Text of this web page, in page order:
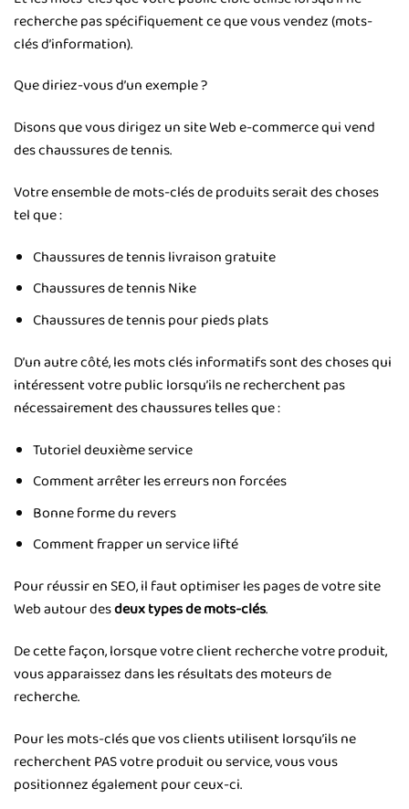
recherche pas spécifiquement ce que vous vendez (mots-
clés d’information).
Que diriez-vous d’un exemple ?
Disons que vous dirigez un site Web e-commerce qui vend
des chaussures de tennis.
Votre ensemble de mots-clés de produits serait des choses
tel que :
Chaussures de tennis livraison gratuite
Chaussures de tennis Nike
Chaussures de tennis pour pieds plats
D’un autre côté, les mots clés informatifs sont des choses qui
intéressent votre public lorsqu’ils ne recherchent pas
nécessairement des chaussures telles que :
Tutoriel deuxième service
Comment arrêter les erreurs non forcées
Bonne forme du revers
Comment frapper un service lifté
Pour réussir en SEO, il faut optimiser les pages de votre site
Web autour desdeux types de mots-clés.
De cette façon, lorsque votre client recherche votre produit,
vous apparaissez dans les résultats des moteurs de
recherche.
Pour les mots-clés que vos clients utilisent lorsqu’ils ne
recherchent PAS votre produit ou service, vous vous
positionnez également pour ceux-ci.